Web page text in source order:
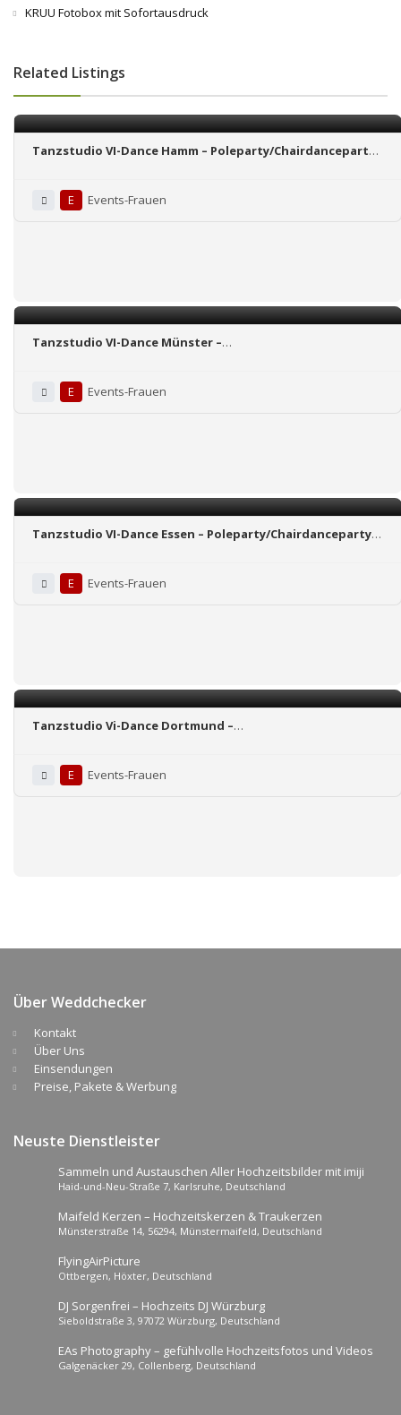
KRUU Fotobox mit Sofortausdruck
Related Listings
Tanzstudio VI-Dance Hamm – Poleparty/Chairdanceparty
E
Events-Frauen
Tanzstudio VI-Dance Münster –
E
Events-Frauen
Tanzstudio VI-Dance Essen – Poleparty/Chairdanceparty
E
Events-Frauen
Tanzstudio Vi-Dance Dortmund –
E
Events-Frauen
Über Weddchecker
Kontakt
Über Uns
Einsendungen
Preise, Pakete & Werbung
Neuste Dienstleister
Sammeln und Austauschen Aller Hochzeitsbilder mit imiji
Haid-und-Neu-Straße 7, Karlsruhe, Deutschland
Maifeld Kerzen – Hochzeitskerzen & Traukerzen
Münsterstraße 14, 56294, Münstermaifeld, Deutschland
FlyingAirPicture
Ottbergen, Höxter, Deutschland
DJ Sorgenfrei – Hochzeits DJ Würzburg
Sieboldstraße 3, 97072 Würzburg, Deutschland
EAs Photography – gefühlvolle Hochzeitsfotos und Videos
Galgenäcker 29, Collenberg, Deutschland